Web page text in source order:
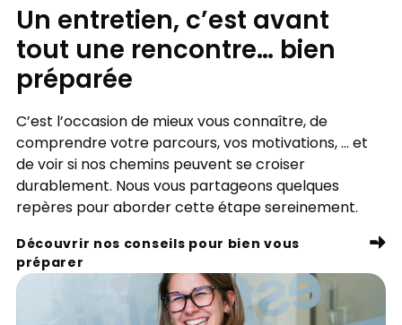
Un entretien, c’est avant
tout une rencontre… bien
préparée
C’est l’occasion de mieux vous connaître, de
comprendre votre parcours, vos motivations, ... et
de voir si nos chemins peuvent se croiser
durablement. Nous vous partageons quelques
repères pour aborder cette étape sereinement.
Découvrir nos conseils pour bien vous
préparer